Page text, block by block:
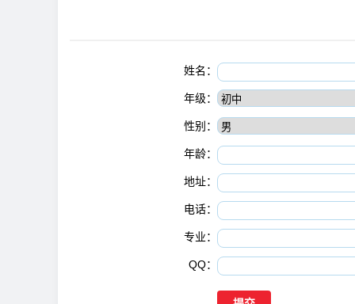
姓名：
年级：
性别：
年龄：
地址：
电话：
专业：
QQ：